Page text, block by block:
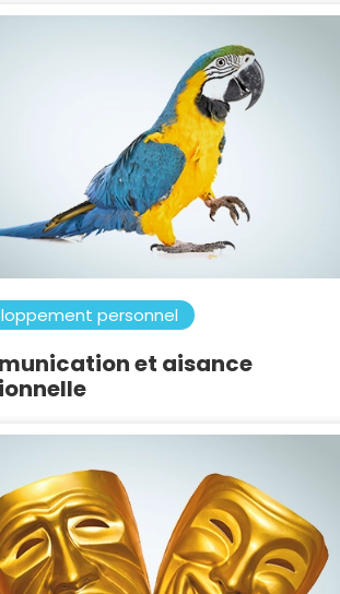
personnel
et aisance